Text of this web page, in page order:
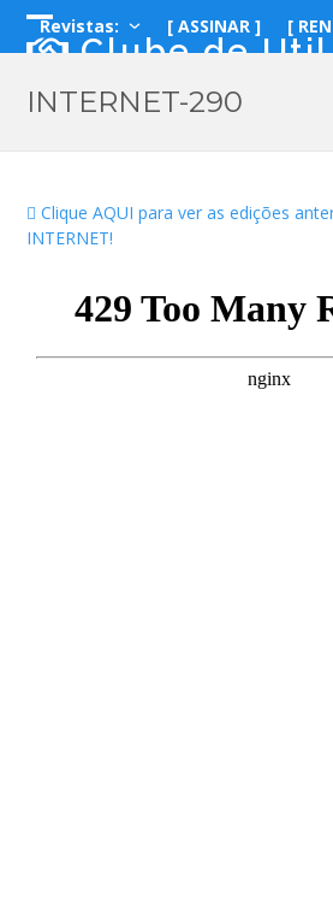
Skip
Clube de
Revistas: [ ASSINAR ] [
[ COMPRAR ] LOGIN
Open
mobile
menu
Close
mobile
menu
INTERNET-290
Clique AQUI para ver as edições
INTERNET!